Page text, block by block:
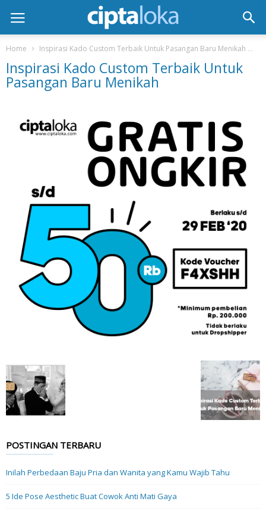
Home Inspirasi Kado Custom Terbaik Untuk Pasangan Baru Menikah
Inspirasi Kado Custom Terbaik Untuk
Pasangan Baru Menikah
POSTINGAN TERBARU
Inilah Perbedaan Baju Pria dan Wanita yang Kamu Wajib Tahu
5 Ide Pose Aesthetic Buat Cowok Anti Mati Gaya